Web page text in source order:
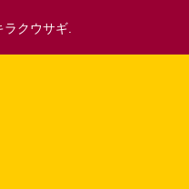
クウサギ.